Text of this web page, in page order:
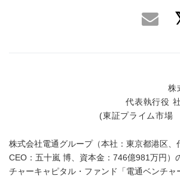
株
代表執行役
(東証プライム市場
株式会社電通グループ（本社：東京都港区、
CEO：五十嵐 博、資本金：746億981万円）
チャーキャピタル・ファンド「電通ベンチャ